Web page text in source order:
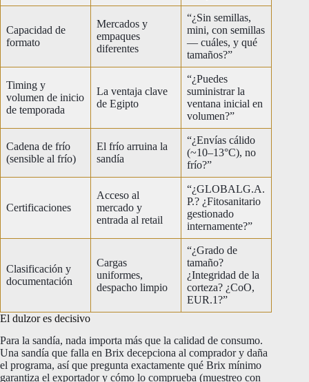
Capacidad de
formato
Mercados y
empaques
diferentes
“¿Sin semillas,
mini, con semillas
— cuáles, y qué
tamaños?”
Timing y
volumen de inicio
de temporada
La ventaja clave
de Egipto
“¿Puedes
suministrar la
ventana inicial en
volumen?”
Cadena de frío
(sensible al frío)
El frío arruina la
sandía
“¿Envías cálido
(~10–13°C), no
frío?”
Certificaciones
Acceso al
mercado y
entrada al retail
“¿GLOBALG.A.
P.? ¿Fitosanitario
gestionado
internamente?”
Clasificación y
documentación
Cargas
uniformes,
despacho limpio
“¿Grado de
tamaño?
¿Integridad de la
corteza? ¿CoO,
EUR.1?”
El dulzor es decisivo
Para la sandía, nada importa más que la calidad de consumo.
Una sandía que falla en Brix decepciona al comprador y daña
el programa, así que pregunta exactamente qué Brix mínimo
garantiza el exportador y cómo lo comprueba (muestreo con